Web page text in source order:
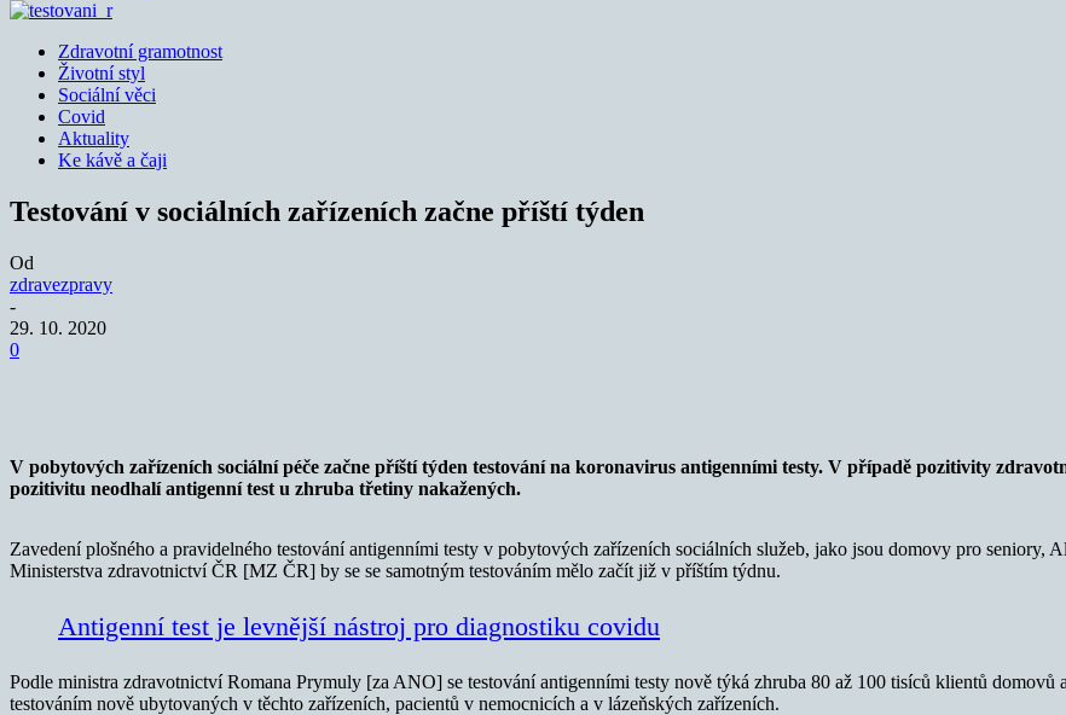
Zdravotní gramotnost
Životní styl
Sociální věci
Covid
Aktuality
Ke kávě a čaji
Testování v sociálních zařízeních začne příští týden
Od
zdravezpravy
-
29. 10. 2020
0
V pobytových zařízeních sociální péče začne příští týden testování na koronavirus antigenními testy. V případě pozitivity
pozitivitu neodhalí antigenní test u zhruba třetiny nakažených.
Zavedení plošného a pravidelného testování antigenními testy v pobytových zařízeních sociálních služeb, jako jsou domovy pro seniory,
Ministerstva zdravotnictví ČR [MZ ČR] by se se samotným testováním mělo začít již v příštím týdnu.
Antigenní test je levnější nástroj pro diagnostiku covidu
Podle ministra zdravotnictví Romana Prymuly [za ANO] se testování antigenními testy nově týká zhruba 80 až 100 tisíců klientů domovů
testováním nově ubytovaných v těchto zařízeních, pacientů v nemocnicích a v lázeňských zařízeních.